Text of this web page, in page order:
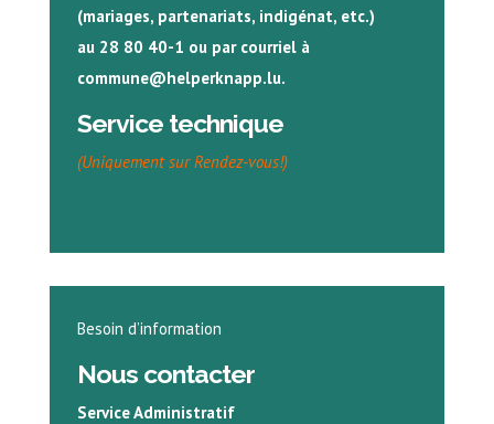
(mariages, partenariats, indigénat, etc.)
au 28 80 40-1 ou par courriel à
commune@helperknapp.lu.
Service technique
(Uniquement sur Rendez-vous!)
Besoin d’information
Nous contacter
Service Administratif